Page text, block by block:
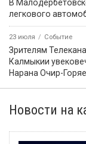
В
легкового
23 июля Событие
Зрителям
Калмыкии
Нарана Очир-
Новости на